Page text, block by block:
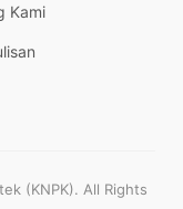
Kami
(KNPK). All Rights